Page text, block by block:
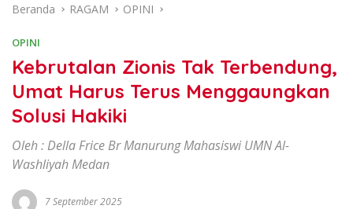
Beranda RAGAM OPINI
OPINI
Kebrutalan Zionis Tak Terbendung,
Umat Harus Terus Menggaungkan
Solusi Hakiki
Oleh : Della Frice Br Manurung Mahasiswi UMN Al-
Washliyah Medan
7 September 2025